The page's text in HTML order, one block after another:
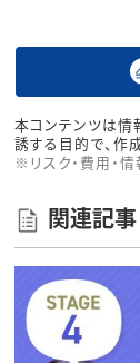
本コンテンツは情
誘する目的で、作
※リスク・費用・
関連記事